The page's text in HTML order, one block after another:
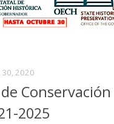
30, 2020
Conservación
2025